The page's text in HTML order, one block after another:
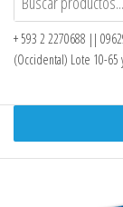
+ 593 2 2270688 ||
(Occidental) Lote 10-